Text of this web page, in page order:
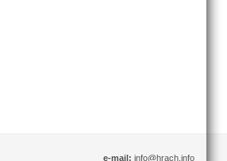
e-mail: info@hrach.info